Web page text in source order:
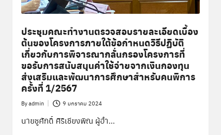
ประชุมคณะทำงานตรวจสอบรายละเอียดเบื้อง
ต้นของโครงการภายใต้ข้อกำหนดวิธีปฏิบัติ
เกี่ยวกับการพิจารณากลั่นกรองโครงการที่
ขอรับการสนับสนุนค่าใช้จ่ายจากเงินกองทุน
ส่งเสริมและพัฒนาการศึกษาสำหรับคนพิการ
ครั้งที่ 1/2567
Posted
by
Byadmin 9 มกราคม 2024
นายชูศักดิ์ ศิริเชียงพิณ ผู้อำ…